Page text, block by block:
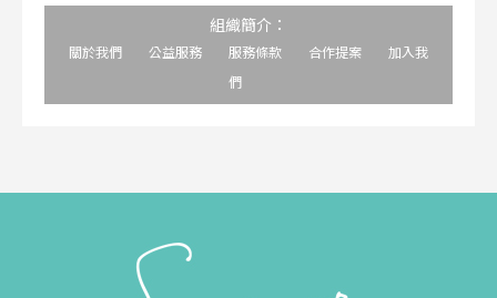
組織簡介：
關於我們 公益服務 服務條款 合作提案
加入我
們